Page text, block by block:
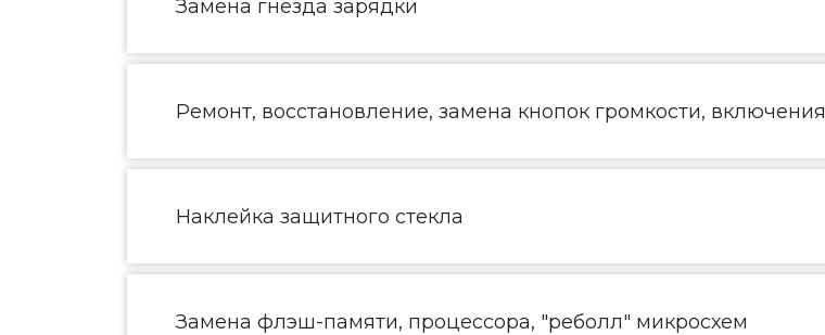
Замена гнезда зарядки
Ремонт, восстановление, замена кнопок громкости, включения
Наклейка защитного стекла
Замена флэш-памяти, процессора, "реболл" микросхем